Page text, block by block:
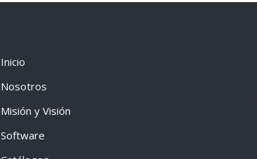
Inicio
Nosotros
Misión y Visión
Software